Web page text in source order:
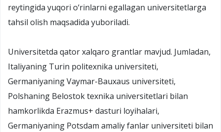
reytingida yuqori o‘rinlarni egallagan universitetlarga
tahsil olish maqsadida yuboriladi.
Universitetda qator xalqaro grantlar mavjud. Jumladan,
Italiyaning Turin politexnika universiteti,
Germaniyaning Vaymar-Bauxaus universiteti,
Polshaning Belostok texnika universitetlari bilan
hamkorlikda Erazmus+ dasturi loyihalari,
Germaniyaning Potsdam amaliy fanlar universiteti bilan